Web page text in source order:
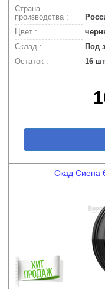
Страна
производства :
Цвет :
Склад :
Под
Остаток :
16
Скад Сиена